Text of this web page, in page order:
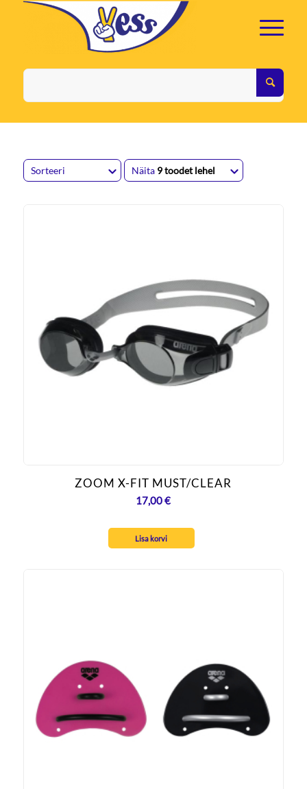
Sorteeri Näita 9 toodet lehel
ZOOM X-FIT MUST/CLEAR
17,00€
Lisa korvi